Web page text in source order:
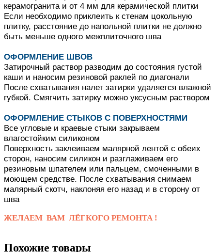
керамогранита и от 4 мм для керамической плитки
Если необходимо приклеить к стенам цокольную
плитку, расстояние до напольной плитки не должно
быть меньше одного межплиточного шва
ОФОРМЛЕНИЕ ШВОВ
Затирочный раствор разводим до состояния густой
каши и наносим резиновой раклей по диагонали
После схватывания налет затирки удаляется влажной
губкой. Смягчить затирку можно уксусным раствором
ОФОРМЛЕНИЕ СТЫКОВ С ПОВЕРХНОСТЯМИ
Все угловые и краевые стыки закрываем
влагостойким силиконом
Поверхность заклеиваем малярной лентой с обеих
сторон, наносим силикон и разглаживаем его
резиновым шпателем или пальцем, смоченными в
моющем средстве. После схватывания снимаем
малярный скотч, наклоняя его назад и в сторону от
шва
ЖЕЛАЕМ ВАМ ЛЁГКОГО РЕМОНТА !
Похожие товары